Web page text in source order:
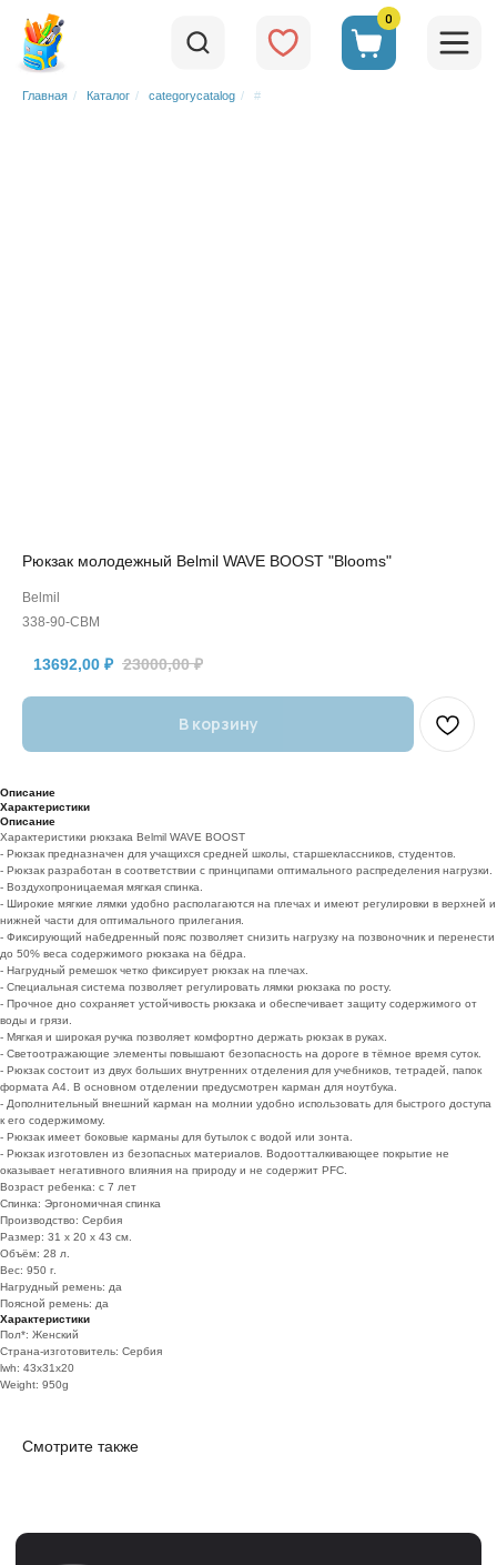
Главная / Каталог / categorycatalog / #
Рюкзак молодежный Belmil WAVE BOOST "Blooms"
Belmil
338-90-CBM
13692,00 ₽ 23000,00 ₽
В корзину
Описание
Характеристики
Описание
Характеристики рюкзака Belmil WAVE BOOST
- Рюкзак предназначен для учащихся средней школы, старшеклассников, студентов.
- Рюкзак разработан в соответствии с принципами оптимального распределения нагрузки.
- Воздухопроницаемая мягкая спинка.
- Широкие мягкие лямки удобно располагаются на плечах и имеют регулировки в верхней и
нижней части для оптимального прилегания.
- Фиксирующий набедренный пояс позволяет снизить нагрузку на позвоночник и перенести
до 50% веса содержимого рюкзака на бёдра.
- Нагрудный ремешок четко фиксирует рюкзак на плечах.
- Специальная система позволяет регулировать лямки рюкзака по росту.
- Прочное дно сохраняет устойчивость рюкзака и обеспечивает защиту содержимого от
воды и грязи.
- Мягкая и широкая ручка позволяет комфортно держать рюкзак в руках.
- Светоотражающие элементы повышают безопасность на дороге в тёмное время суток.
- Рюкзак состоит из двух больших внутренних отделения для учебников, тетрадей, папок
формата А4. В основном отделении предусмотрен карман для ноутбука.
- Дополнительный внешний карман на молнии удобно использовать для быстрого доступа
к его содержимому.
- Рюкзак имеет боковые карманы для бутылок с водой или зонта.
- Рюкзак изготовлен из безопасных материалов. Водоотталкивающее покрытие не
оказывает негативного влияния на природу и не содержит PFC.
Возраст ребенка: с 7 лет
Спинка: Эргономичная спинка
Производство: Сербия
Размер: 31 х 20 х 43 см.
Объём: 28 л.
Вес: 950 г.
Нагрудный ремень: да
Поясной ремень: да
Характеристики
Пол*: Женский
Страна-изготовитель: Сербия
lwh: 43x31x20
Weight: 950g
Смотрите также
телефон
+7 (495) 221-65-62
КАТАЛОГ ТОВАРОВ
771500775925
Наборы первоклассников
Канцелярские товары
Пеналы
Контакты